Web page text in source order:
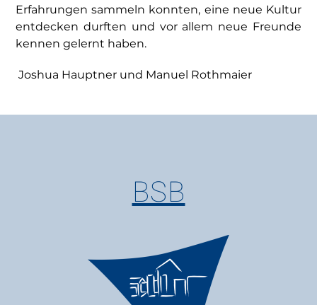
Erfahrungen sammeln konnten, eine neue Kultur
entdecken durften und vor allem neue Freunde
kennen gelernt haben.
Joshua Hauptner und Manuel Rothmaier
BSB